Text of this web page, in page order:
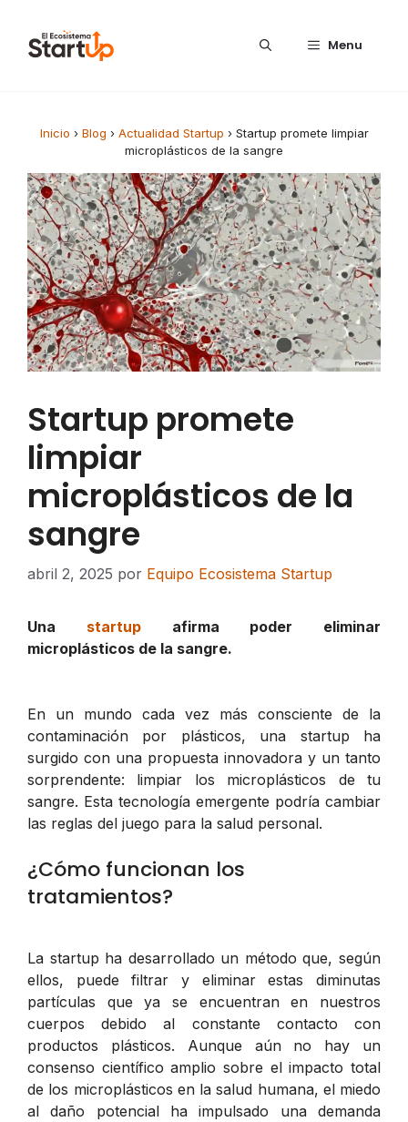
Menu
Inicio › Blog › Actualidad Startup › Startup promete limpiar
microplásticos de la sangre
Startup promete
limpiar
microplásticos de la
sangre
abril 2, 2025 por Equipo Ecosistema Startup
Una startupafirma poder eliminar
microplásticos de la sangre.
En un mundo cada vez más consciente de la
contaminación por plásticos, una startup ha
surgido con una propuesta innovadora y un tanto
sorprendente: limpiar los microplásticos de tu
sangre. Esta tecnología emergente podría cambiar
las reglas del juego para la salud personal.
¿Cómo funcionan los
tratamientos?
La startup ha desarrollado un método que, según
ellos, puede filtrar y eliminar estas diminutas
partículas que ya se encuentran en nuestros
cuerpos debido al constante contacto con
productos plásticos. Aunque aún no hay un
consenso científico amplio sobre el impacto total
de los microplásticos en la salud humana, el miedo
al daño potencial ha impulsado una demanda